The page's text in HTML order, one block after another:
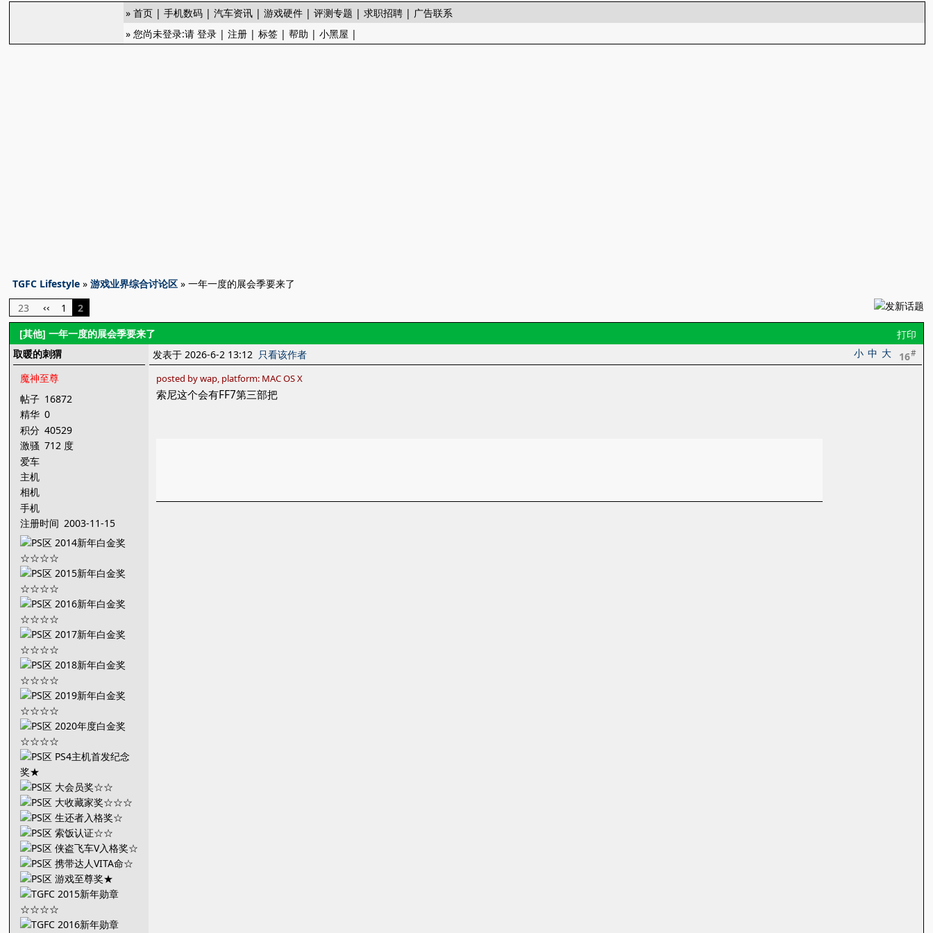
»首页 |手机数码 |汽车资讯 |游戏硬件 |评测专题 |求职招聘 | 广告联系
» 您尚未登录:请登录 |注册 |标签 |帮助 |小黑屋 |
TGFC Lifestyle »游戏业界综合讨论区 » 一年一度的展会季要来了
23
‹‹ 1
2
打印
[其他] 一年一度的展会季要来了
取暖的刺猬
魔神至尊
帖子 16872
精华 0
积分 40529
激骚 712 度
爱车
主机
相机
手机
注册时间 2003-11-15
16#
大
中
小
发表于 2026-6-2 13:12 只看该作者
posted by wap, platform: MAC OS X
索尼这个会有FF7第三部把